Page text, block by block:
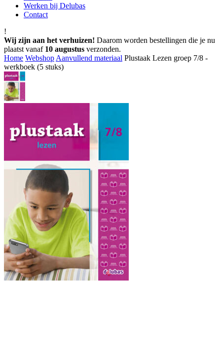
Werken bij Delubas
Contact
!
Wij zijn aan het verhuizen! Daarom worden bestellingen die je nu
plaatst vanaf 10 augustus verzonden.
Home Webshop Aanvullend materiaal Plustaak Lezen groep 7/8 -
werkboek (5 stuks)